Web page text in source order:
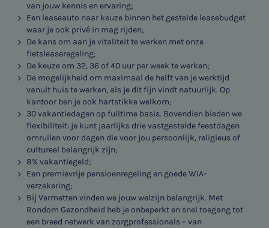
van jouw kennis en ervaring;
Een leaseauto naar keuze binnen het gestelde leasebudget
waar je ook privé in mag rijden;
De kans om aan je vitaliteit te werken met onze
fietsleaseregeling;
De keuze om 32, 36 of 40 uur per week te werken;
De mogelijkheid om maximaal de helft van je werktijd
vanuit huis te werken, als je dit fijn vindt natuurlijk. Op
kantoor ben je ook hartstikke welkom;
30 vakantiedagen op fulltime basis. Bovendien bieden we
flexibiliteit: je kunt jaarlijks drie vastgestelde feestdagen
omruilen voor dagen die voor jou persoonlijk, religieus of
cultureel belangrijk zijn;
8% vakantiegeld;
Een premievrije pensioenregeling en goede WIA-
verzekering;
Bij Vermetten vinden we jouw welzijn belangrijk. Met
Rondom Gezondheid heb je onbeperkt en snel toegang tot
een breed netwerk van zorgprofessionals – van